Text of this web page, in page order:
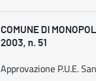
COMUNE DI
2003, n. 51
Approvazione P.U.E.